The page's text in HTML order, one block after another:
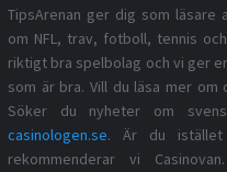
TipsArenan ger dig som
om NFL, trav, fotboll, tennis
riktigt bra spelbolag och vi ger
som är bra. Vill du läsa mer
Söker du nyheter om
casinologen.se. Är du
rekommenderar vi